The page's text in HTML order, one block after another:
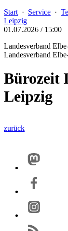
Start · Service ·
Leipzig
01.07.2026 / 15:00
Landesverband
Landesverband
Bürozeit
Leipzig
zurück